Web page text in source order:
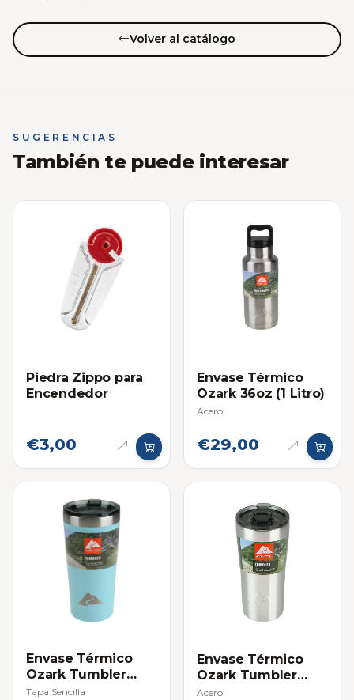
Volver al catálogo
SUGERENCIAS
También te puede interesar
Piedra Zippo para
Encendedor
€3,00
Envase Térmico
Ozark 36oz (1 Litro)
Acero
€29,00
Envase Térmico
Ozark Tumbler
(22oz / 650 ml)
Tapa Sencilla
Envase Térmico
Ozark Tumbler
(22oz / 650 ml)
Acero